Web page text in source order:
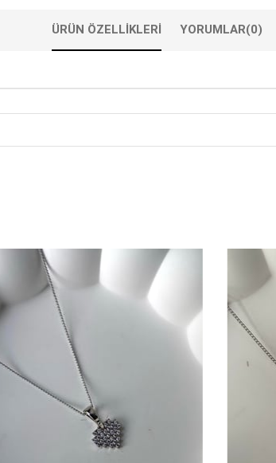
ÜRÜN ÖZELLIKLERI YORUMLAR(0)